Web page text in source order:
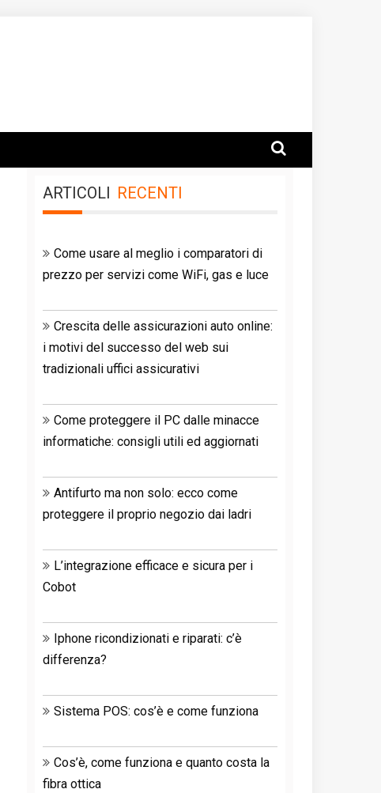
ARTICOLI RECENTI
Come usare al meglio i comparatori di
prezzo per servizi come WiFi, gas e luce
Crescita delle assicurazioni auto online:
i motivi del successo del web sui
tradizionali uffici assicurativi
Come proteggere il PC dalle minacce
informatiche: consigli utili ed aggiornati
Antifurto ma non solo: ecco come
proteggere il proprio negozio dai ladri
L’integrazione efficace e sicura per i
Cobot
Iphone ricondizionati e riparati: c’è
differenza?
Sistema POS: cos’è e come funziona
Cos’è, come funziona e quanto costa la
fibra ottica